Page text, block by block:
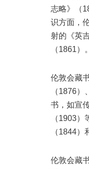
志略》（
识方面，
射的《英
（1861）。
伦敦会藏
（1876
书，如宣
（1903
（1844
伦敦会藏